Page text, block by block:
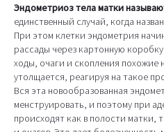
Эндометриоз тела матки
единственный случай, когда
При этом клетки эндометрия
рассады через картонную
ходы, очаги и скопления похожие
утолщается, реагируя на такое
Вся эта новообразованная
менструировать, и поэтому при
происходят как в полости матки,